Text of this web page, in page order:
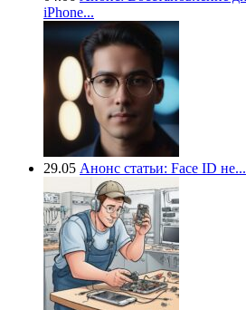
iPhone...
29.05 Анонс статьи: Face ID не...